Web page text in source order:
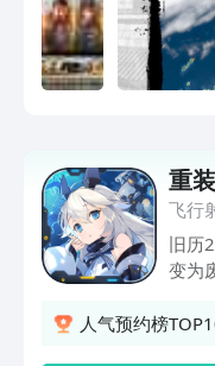
重
飞行
旧历
变为
的优
人气预约榜